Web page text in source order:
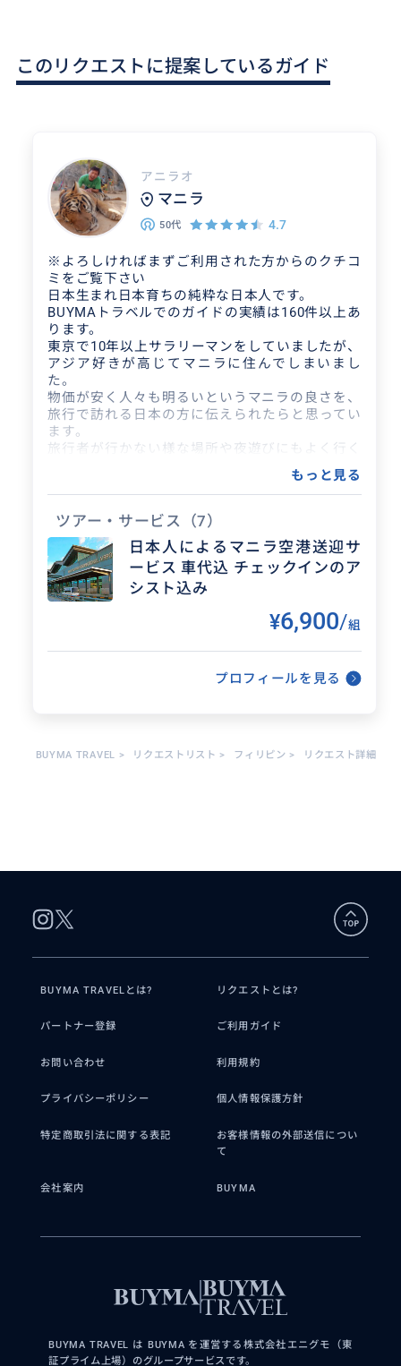
このリクエストに提案しているガイド
アニラオ
マニラ
50代 4.7
※よろしければまずご利用された方からのクチコ
ミをご覧下さい
日本生まれ日本育ちの純粋な日本人です。
BUYMAトラベルでのガイドの実績は160件以上あ
ります。
東京で10年以上サラリーマンをしていましたが、
アジア好きが高じてマニラに住んでしまいまし
た。
物価が安く人々も明るいというマニラの良さを、
旅行で訪れる日本の方に伝えられたらと思ってい
ます。
旅行者が行かない様な場所や夜遊びにもよく行く
ので、通好みの案内も可能だと思います。
観光・各種アテンド・簡単な通訳・送迎・各種夜
遊びのアテンド等が可能です。
1泊2日からのプエルトガレラ（ビーチリゾート）
やアンヘレスもお勧めです。
市場や各種問屋のアテンド、リタイアメントや移
住・英語留学の下見も可能ですので、ご相談下さ
い。
※現役ダイバーでダイブマスターの資格もありま
すので、フィリピン各地でのファンダイビングの
※急なご依頼は受けれない事もありますので、お
早目にご連絡頂いた方が確実です。
観光ガイド・歓楽街ガイド・現地コーデ
クチコミ
フィリピンスラム街
た とても良い体験でした
もっと見る
ツアー・サービス
（7）
日本人によるマニラ空港送迎サ
ービス 車代込 チェックインのア
シスト込み
¥6,900/組
プロフィールを見る
BUYMA TRAVEL > リクエストリスト > フィリピン > リクエスト詳細
BUYMA TRAVELとは? リクエストとは?
パートナー登録 ご利用ガイド
お問い合わせ 利用規約
プライバシーポリシー 個人情報保護方針
特定商取引法に関する表記
お客様情報の外部送信につい
て
会社案内 BUYMA
BUYMA TRAVEL は BUYMA を運営する株式会社エニグモ（東
証プライム上場）のグループサービスです。